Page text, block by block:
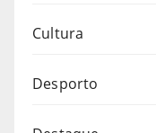
Cultura
Desporto